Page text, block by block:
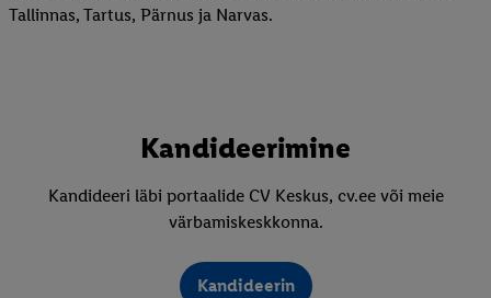
Tallinnas, Tartus, Pärnus ja Narvas.
Kandideerimine
Kandideeri läbi portaalide CV Keskus, cv.ee või meie
värbamiskeskkonna.
Kandideerin